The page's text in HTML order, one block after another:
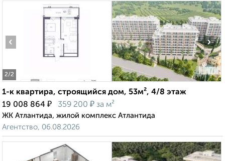
2/2
‹ ›
1-к квартира, строящийся дом, 53м², 4/8 этаж
19 008 864 ₽ 359 200 ₽ за м²
ЖК Атлантида, жилой комплекс Атлантида
Агентство, 06.08.2026